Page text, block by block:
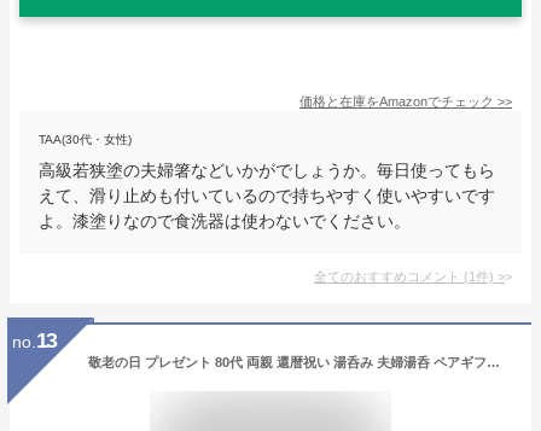
価格と在庫をAmazonでチェック >>
TAA(30代・女性)
高級若狭塗の夫婦箸などいかがでしょうか。毎日使ってもら
えて、滑り止めも付いているので持ちやすく使いやすいです
よ。漆塗りなので食洗器は使わないでください。
全てのおすすめコメント (1件) >
no. 13
敬老の日 プレゼント 80代 両親 還暦祝い 湯呑み 夫婦湯呑 ペアギフト ギフト 贈り物 湯のみ 【 美濃焼 花舞う 夫婦 湯呑 名入れ ペア 】 和食器 湯飲み 祖父母 祖父 祖母 父 母 60代 70代 還暦 古希 喜寿 傘寿 米寿 卒寿 祝い 誕生日 結婚記念日 結婚式 ペアギフト 実用的